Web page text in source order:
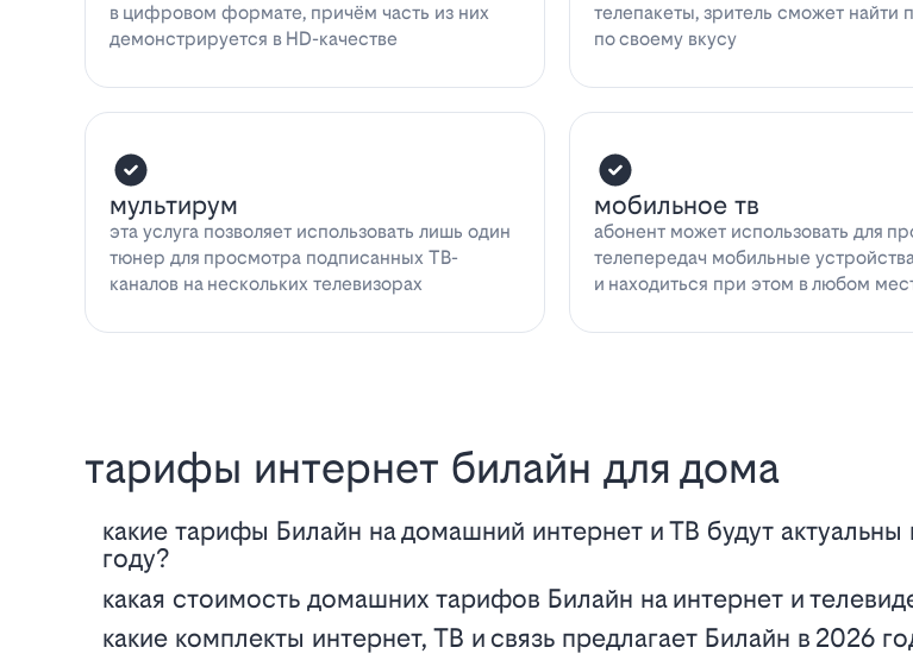
в цифровом формате, причём часть из них
демонстрируется в HD-качестве
телепакеты, зритель сможет найти
по своему вкусу
мультирум
эта услуга позволяет использовать лишь один
тюнер для просмотра подписанных ТВ-
каналов на нескольких телевизорах
мобильное тв
абонент может использовать для
телепередач мобильные
и находиться при этом в любом
тарифы интернет билайн для дома
Какие тарифы Билайн на домашний интернет и ТВ будут актуальны в 2026
году?
Какая стоимость домашних тарифов Билайн на интернет и
Какие комплекты интернет, ТВ и связь предлагает Билайн в 2026